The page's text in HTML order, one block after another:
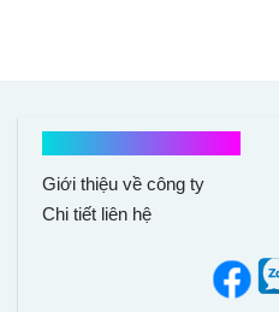
Giới thiệu về công ty
Chi tiết liên hệ